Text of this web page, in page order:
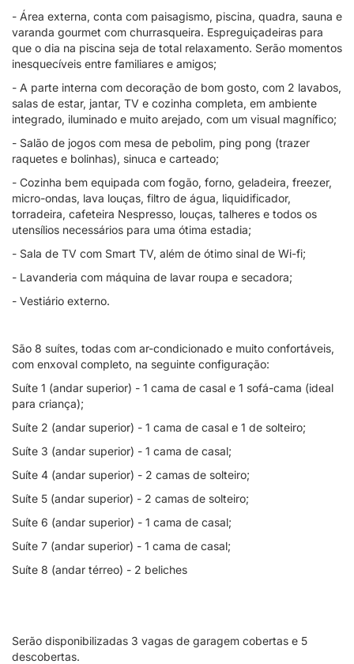
- Área externa, conta com paisagismo, piscina, quadra, sauna e
varanda gourmet com churrasqueira. Espreguiçadeiras para
que o dia na piscina seja de total relaxamento. Serão momentos
inesquecíveis entre familiares e amigos;
- A parte interna com decoração de bom gosto, com 2 lavabos,
salas de estar, jantar, TV e cozinha completa, em ambiente
integrado, iluminado e muito arejado, com um visual magnífico;
- Salão de jogos com mesa de pebolim, ping pong (trazer
raquetes e bolinhas), sinuca e carteado;
- Cozinha bem equipada com fogão, forno, geladeira, freezer,
micro-ondas, lava louças, filtro de água, liquidificador,
torradeira, cafeteira Nespresso, louças, talheres e todos os
utensílios necessários para uma ótima estadia;
- Sala de TV com Smart TV, além de ótimo sinal de Wi-fi;
- Lavanderia com máquina de lavar roupa e secadora;
- Vestiário externo.
São 8 suítes, todas com ar-condicionado e muito confortáveis,
com enxoval completo, na seguinte configuração:
Suíte 1 (andar superior) - 1 cama de casal e 1 sofá-cama (ideal
para criança);
Suíte 2 (andar superior) - 1 cama de casal e 1 de solteiro;
Suíte 3 (andar superior) - 1 cama de casal;
Suíte 4 (andar superior) - 2 camas de solteiro;
Suíte 5 (andar superior) - 2 camas de solteiro;
Suíte 6 (andar superior) - 1 cama de casal;
Suíte 7 (andar superior) - 1 cama de casal;
Suíte 8 (andar térreo) - 2 beliches
Serão disponibilizadas 3 vagas de garagem cobertas e 5
descobertas.